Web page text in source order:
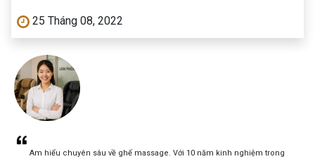
25 Tháng 08, 2022
Am hiểu chuyên sâu về ghế massage. Với 10 năm kinh nghiệm trong